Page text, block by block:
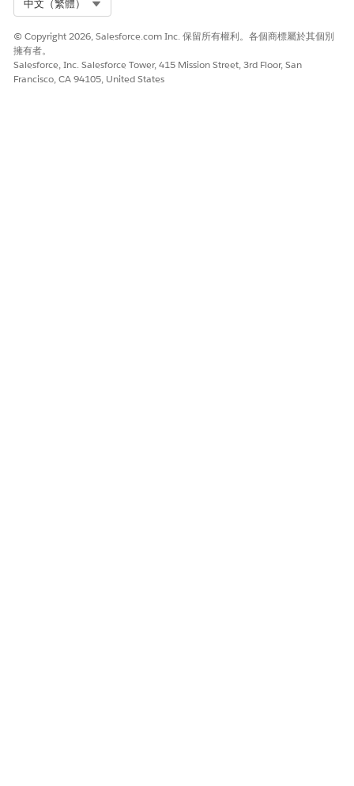
中文（繁體）
© Copyright 2026, Salesforce.com Inc. 保留所有權利。各個商標屬於其個別
擁有者。
Salesforce, Inc. Salesforce Tower, 415 Mission Street, 3rd Floor, San
Francisco, CA 94105, United States